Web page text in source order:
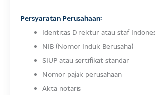
Persyaratan Perusahaan:
Identitas Direktur atau staf
NIB (Nomor Induk Berusaha)
SIUP atau sertifikat standar
Nomor pajak perusahaan
Akta notaris